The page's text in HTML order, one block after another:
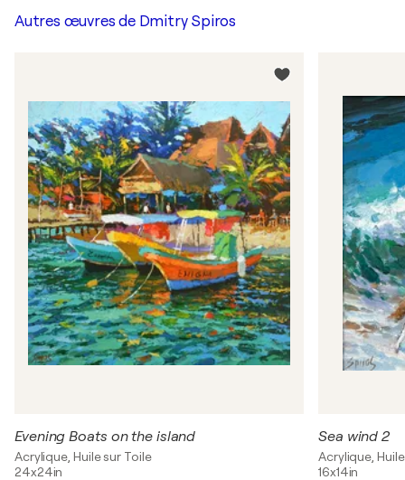
Autres œuvres de Dmitry Spiros
Evening Boats on the island
Acrylique, Huile sur Toile
24x24in
Sea wind 2
Acrylique,
16x14in